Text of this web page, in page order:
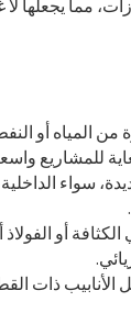
مما يجعلها
المياه أو
للمشاريع
سواء
أو
الأنابيب